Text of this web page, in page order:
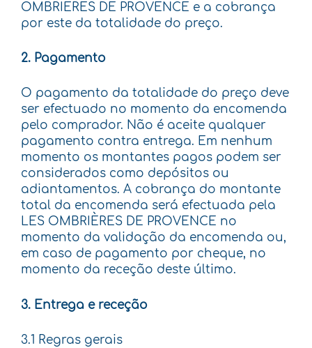
OMBRIÈRES DE PROVENCE e a cobrança
por este da totalidade do preço.
2. Pagamento
O pagamento da totalidade do preço deve
ser efectuado no momento da encomenda
pelo comprador. Não é aceite qualquer
pagamento contra entrega. Em nenhum
momento os montantes pagos podem ser
considerados como depósitos ou
adiantamentos. A cobrança do montante
total da encomenda será efectuada pela
LES OMBRIÈRES DE PROVENCE no
momento da validação da encomenda ou,
em caso de pagamento por cheque, no
momento da receção deste último.
3. Entrega e receção
3.1 Regras gerais